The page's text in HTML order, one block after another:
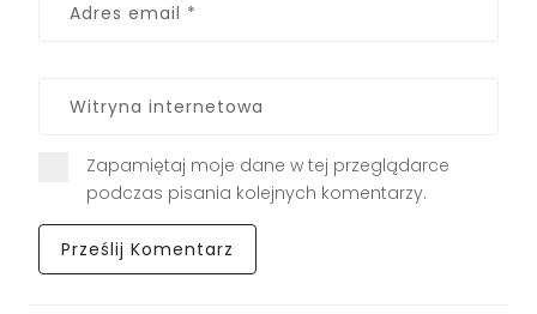
Zapamiętaj moje dane w tej przeglądarce
podczas pisania kolejnych komentarzy.